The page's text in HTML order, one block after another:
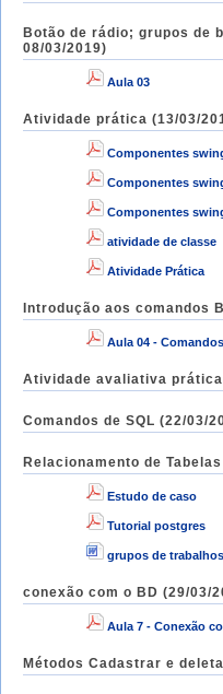
Botão de rádio; grupos de
08/03/2019)
Aula 03
Atividade prática (13/03/
Componentes
Componentes
Componentes
atividade de classe
Atividade Prática
Introdução aos comandos
Aula 04 -
Atividade avaliativa prática
Comandos de SQL (22/03/
Relacionamento de
Estudo de caso
Tutorial postgres
grupos de trabalhos
conexão com o BD (29/03/
Aula 7 - Conexão
Métodos Cadastrar e